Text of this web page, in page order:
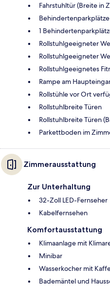
Fahrstuhltür (Breite in
Behindertenparkplätze
1
Rollstuhlgeeigneter
Rollstuhlgeeigneter
Rollstuhlgeeignetes
Rampe am
Rollstühle vor Ort
Rollstuhlbreite Türen
Rollstuhlbreite Türen
Parkettboden im
Zimmerausstattung
Zur Unterhaltung
32-Zoll LED-Fernseher
Kabelfernsehen
Komfortausstattung
Klimaanlage mit
Minibar
Wasserkocher mit
Bademäntel und